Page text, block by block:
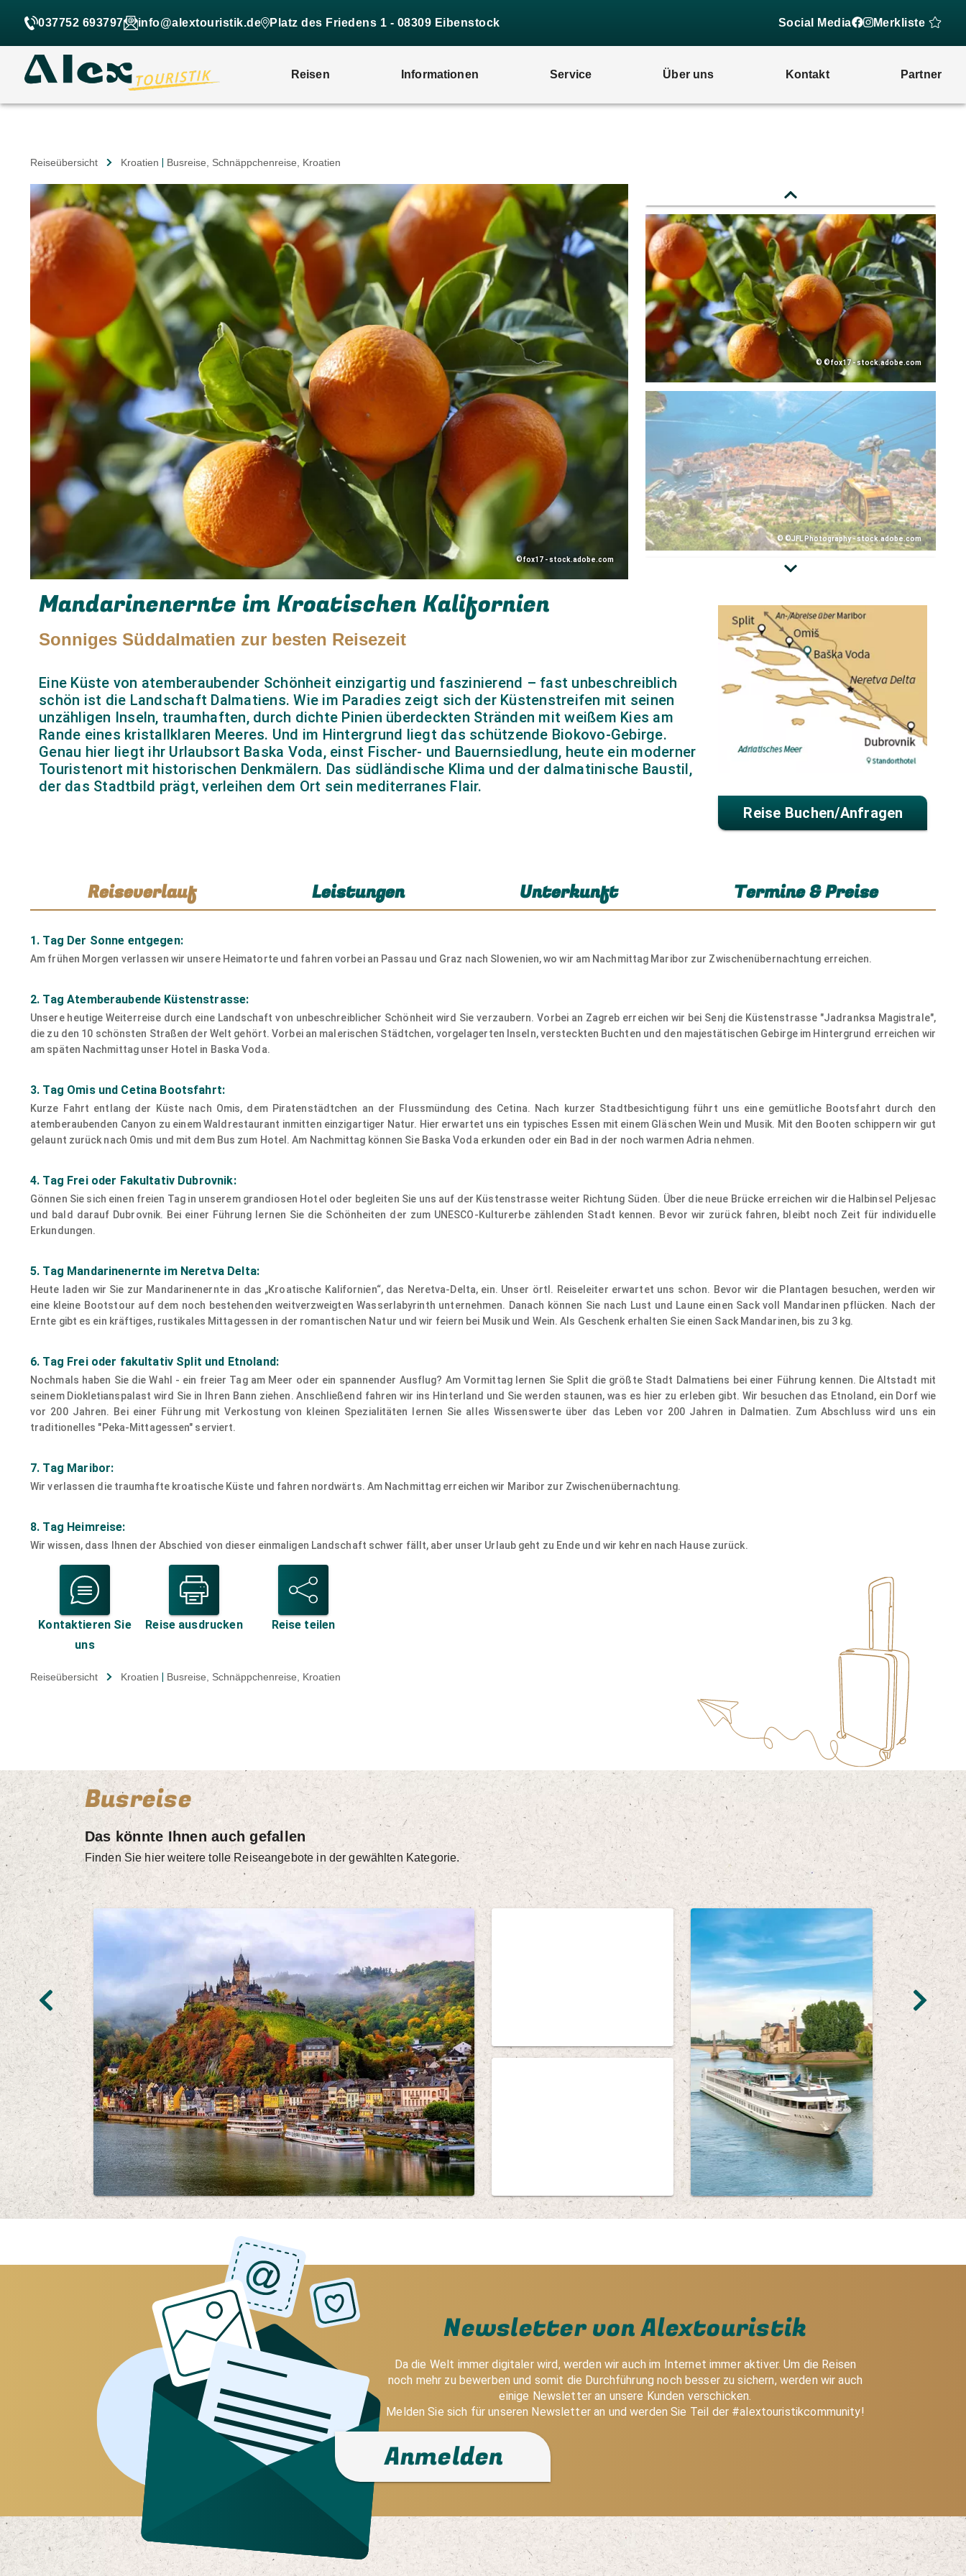
037752 693797 info@alextouristik.de Platz des Friedens 1 - 08309 Eibenstock Social Media Merkliste
Reisen Informationen Service Über uns Kontakt Partner
Reiseübersicht Kroatien Busreise , Schnäppchenreise , Kroatien
©fox17 - stock.adobe.com
© ©fox17 - stock.adobe.com
© ©JFL Photography - stock.adobe.com
© IAKOV FILIMONOV
© nikkusha - stock.adobe.com
© a_mikhail - stock.adobe.com
Mandarinenernte im Kroatischen Kalifornien
Sonniges Süddalmatien zur besten Reisezeit
Eine Küste von atemberaubender Schönheit einzigartig und faszinierend – fast unbeschreiblich
schön ist die Landschaft Dalmatiens. Wie im Paradies zeigt sich der Küstenstreifen mit seinen
unzähligen Inseln, traumhaften, durch dichte Pinien überdeckten Stränden mit weißem Kies am
Rande eines kristallklaren Meeres. Und im Hintergrund liegt das schützende Biokovo-Gebirge.
Genau hier liegt ihr Urlaubsort Baska Voda, einst Fischer- und Bauernsiedlung, heute ein moderner
Touristenort mit historischen Denkmälern. Das südländische Klima und der dalmatinische Baustil,
der das Stadtbild prägt, verleihen dem Ort sein mediterranes Flair.
Reise Buchen/anfragen
Reiseverlauf Leistungen Unterkunft Termine & Preise
1. Tag Der Sonne entgegen:
Am frühen Morgen verlassen wir unsere Heimatorte und fahren vorbei an Passau und Graz nach Slowenien, wo wir am Nachmittag Maribor zur Zwischenübernachtung erreichen.
2. Tag Atemberaubende Küstenstrasse:
Unsere heutige Weiterreise durch eine Landschaft von unbeschreiblicher Schönheit wird Sie verzaubern. Vorbei an Zagreb erreichen wir bei Senj die Küstenstrasse "Jadranksa Magistrale",
die zu den 10 schönsten Straßen der Welt gehört. Vorbei an malerischen Städtchen, vorgelagerten Inseln, versteckten Buchten und den majestätischen Gebirge im Hintergrund erreichen wir
am späten Nachmittag unser Hotel in Baska Voda.
3. Tag Omis und Cetina Bootsfahrt:
Kurze Fahrt entlang der Küste nach Omis, dem Piratenstädtchen an der Flussmündung des Cetina. Nach kurzer Stadtbesichtigung führt uns eine gemütliche Bootsfahrt durch den
atemberaubenden Canyon zu einem Waldrestaurant inmitten einzigartiger Natur. Hier erwartet uns ein typisches Essen mit einem Gläschen Wein und Musik. Mit den Booten schippern wir gut
gelaunt zurück nach Omis und mit dem Bus zum Hotel. Am Nachmittag können Sie Baska Voda erkunden oder ein Bad in der noch warmen Adria nehmen.
4. Tag Frei oder Fakultativ Dubrovnik:
Gönnen Sie sich einen freien Tag in unserem grandiosen Hotel oder begleiten Sie uns auf der Küstenstrasse weiter Richtung Süden. Über die neue Brücke erreichen wir die Halbinsel Peljesac
und bald darauf Dubrovnik. Bei einer Führung lernen Sie die Schönheiten der zum UNESCO-Kulturerbe zählenden Stadt kennen. Bevor wir zurück fahren, bleibt noch Zeit für individuelle
Erkundungen.
5. Tag Mandarinenernte im Neretva Delta:
Heute laden wir Sie zur Mandarinenernte in das „Kroatische Kalifornien“, das Neretva-Delta, ein. Unser örtl. Reiseleiter erwartet uns schon. Bevor wir die Plantagen besuchen, werden wir
eine kleine Bootstour auf dem noch bestehenden weitverzweigten Wasserlabyrinth unternehmen. Danach können Sie nach Lust und Laune einen Sack voll Mandarinen pflücken. Nach der
Ernte gibt es ein kräftiges, rustikales Mittagessen in der romantischen Natur und wir feiern bei Musik und Wein. Als Geschenk erhalten Sie einen Sack Mandarinen, bis zu 3 kg.
6. Tag Frei oder fakultativ Split und Etnoland:
Nochmals haben Sie die Wahl - ein freier Tag am Meer oder ein spannender Ausflug? Am Vormittag lernen Sie Split die größte Stadt Dalmatiens bei einer Führung kennen. Die Altstadt mit
seinem Diokletianspalast wird Sie in Ihren Bann ziehen. Anschließend fahren wir ins Hinterland und Sie werden staunen, was es hier zu erleben gibt. Wir besuchen das Etnoland, ein Dorf wie
vor 200 Jahren. Bei einer Führung mit Verkostung von kleinen Spezialitäten lernen Sie alles Wissenswerte über das Leben vor 200 Jahren in Dalmatien. Zum Abschluss wird uns ein
traditionelles "Peka-Mittagessen" serviert.
7. Tag Maribor:
Wir verlassen die traumhafte kroatische Küste und fahren nordwärts. Am Nachmittag erreichen wir Maribor zur Zwischenübernachtung.
8. Tag Heimreise:
Wir wissen, dass Ihnen der Abschied von dieser einmaligen Landschaft schwer fällt, aber unser Urlaub geht zu Ende und wir kehren nach Hause zurück.
Kontaktieren Sie
uns
Reise ausdrucken Reise teilen
Reiseübersicht Kroatien Busreise , Schnäppchenreise , Kroatien
Busreise
Das könnte Ihnen auch gefallen
Finden Sie hier weitere tolle Reiseangebote in der gewählten Kategorie.
Newsletter von Alextouristik
Da die Welt immer digitaler wird, werden wir auch im Internet immer aktiver. Um die Reisen
noch mehr zu bewerben und somit die Durchführung noch besser zu sichern, werden wir auch
einige Newsletter an unsere Kunden verschicken.
Melden Sie sich für unseren Newsletter an und werden Sie Teil der #alextouristikcommunity!
Anmelden